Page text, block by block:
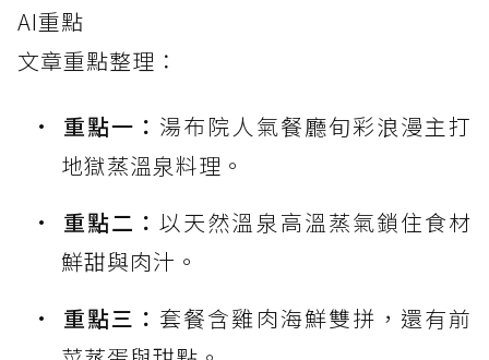
AI重點
文章重點整理：
重點一： 湯布院人氣餐廳旬彩浪漫主打
地獄蒸溫泉料理。
重點二：以天然溫泉高溫蒸氣鎖住食材
鮮甜與肉汁。
重點三： 套餐含雞肉海鮮雙拼，還有前